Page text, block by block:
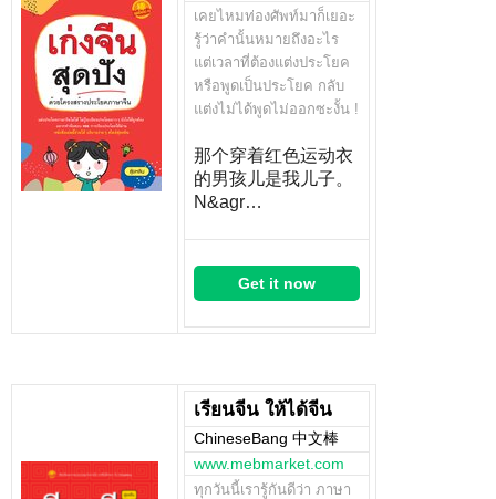
เคยไหมท่องศัพท์มาก็เยอะ
รู้ว่าคำนั้นหมายถึงอะไร
แต่เวลาที่ต้องแต่งประโยค
หรือพูดเป็นประโยค กลับ
แต่งไม่ได้พูดไม่ออกซะงั้น !
那个穿着红色运动衣
的男孩儿是我儿子。
N&agr…
Get it now
เรียนจีน ให้ได้จีน
ChineseBang 中文棒
www.mebmarket.com
ทุกวันนี้เรารู้กันดีว่า ภาษา